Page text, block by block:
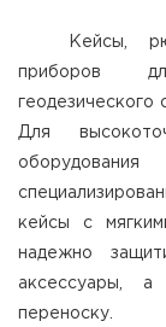
Кейсы,
приборов
геодезического
Для
кейсы с
надежно
аксессуары,
переноску.